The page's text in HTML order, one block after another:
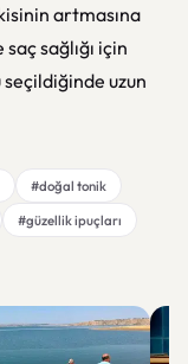
artmasına
sağlığı için
seçildiğinde uzun
#doğal tonik
#güzellik ipuçları